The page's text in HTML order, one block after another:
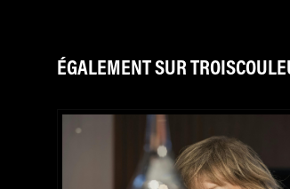
ÉGALEMENT SUR